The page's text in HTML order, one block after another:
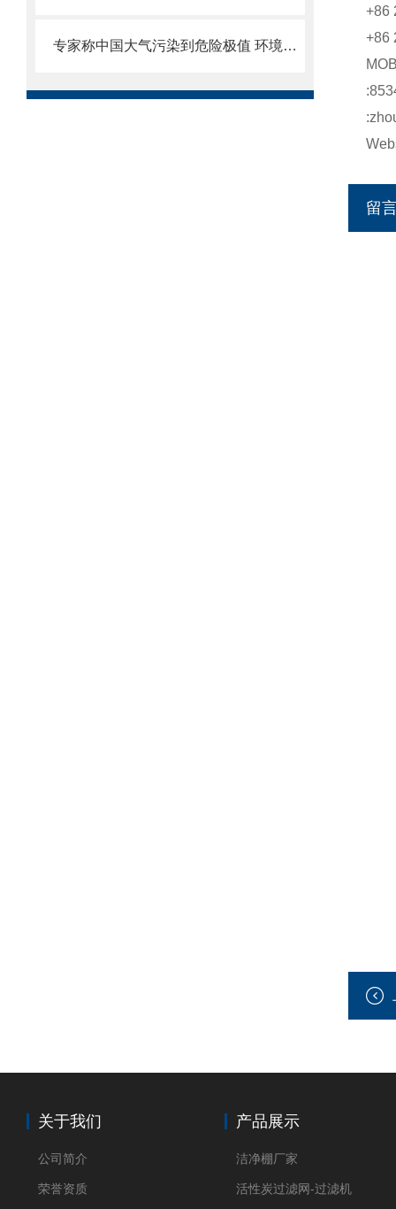
专家称中国大气污染到危险极值 环境治理刻不容缓
+86
+86
留
关于我们
公司简介
荣誉资质
产品展示
洁净棚厂家
活性炭过滤网-过滤机